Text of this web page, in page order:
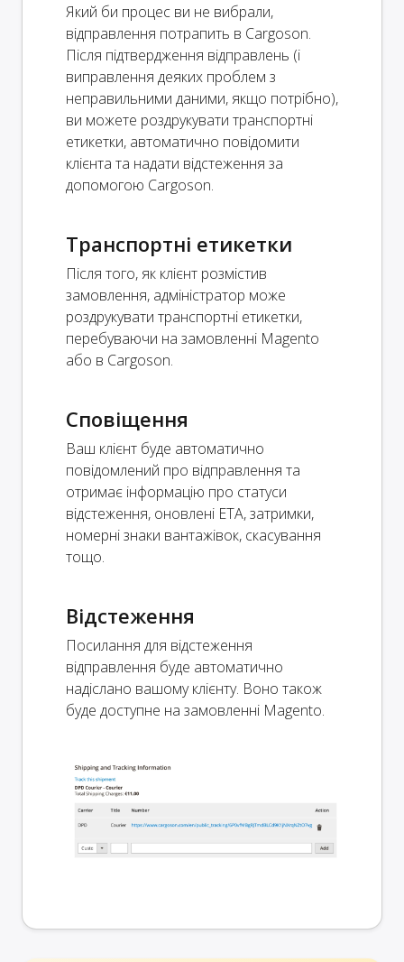
Який би процес ви не вибрали,
відправлення потрапить в Cargoson.
Після підтвердження відправлень (і
виправлення деяких проблем з
неправильними даними, якщо потрібно),
ви можете роздрукувати транспортні
етикетки, автоматично повідомити
клієнта та надати відстеження за
допомогою Cargoson.
Транспортні етикетки
Після того, як клієнт розмістив
замовлення, адміністратор може
роздрукувати транспортні етикетки,
перебуваючи на замовленні Magento
або в Cargoson.
Сповіщення
Ваш клієнт буде автоматично
повідомлений про відправлення та
отримає інформацію про статуси
відстеження, оновлені ETA, затримки,
номерні знаки вантажівок, скасування
тощо.
Відстеження
Посилання для відстеження
відправлення буде автоматично
надіслано вашому клієнту. Воно також
буде доступне на замовленні Magento.